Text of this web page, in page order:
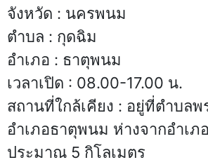
จังหวัด : นครพนม
ตำบล : กุดฉิม
อำเภอ : ธาตุพนม
เวลาเปิด : 08.00-17.00 น.
สถานที่ใกล้เคียง : อยู่ที่ตำบลพ
อำเภอธาตุพนม ห่างจากอำเภ
ประมาณ 5 กิโลเมตร